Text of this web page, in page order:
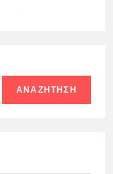
ΑΝΑΖΉΤΗΣΗ